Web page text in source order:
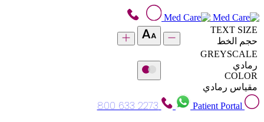
TEXT SIZE
حجم الخط
GREYSCALE
رمادي
COLOR
مقياس رمادي
Patient Portal
800 633 2273